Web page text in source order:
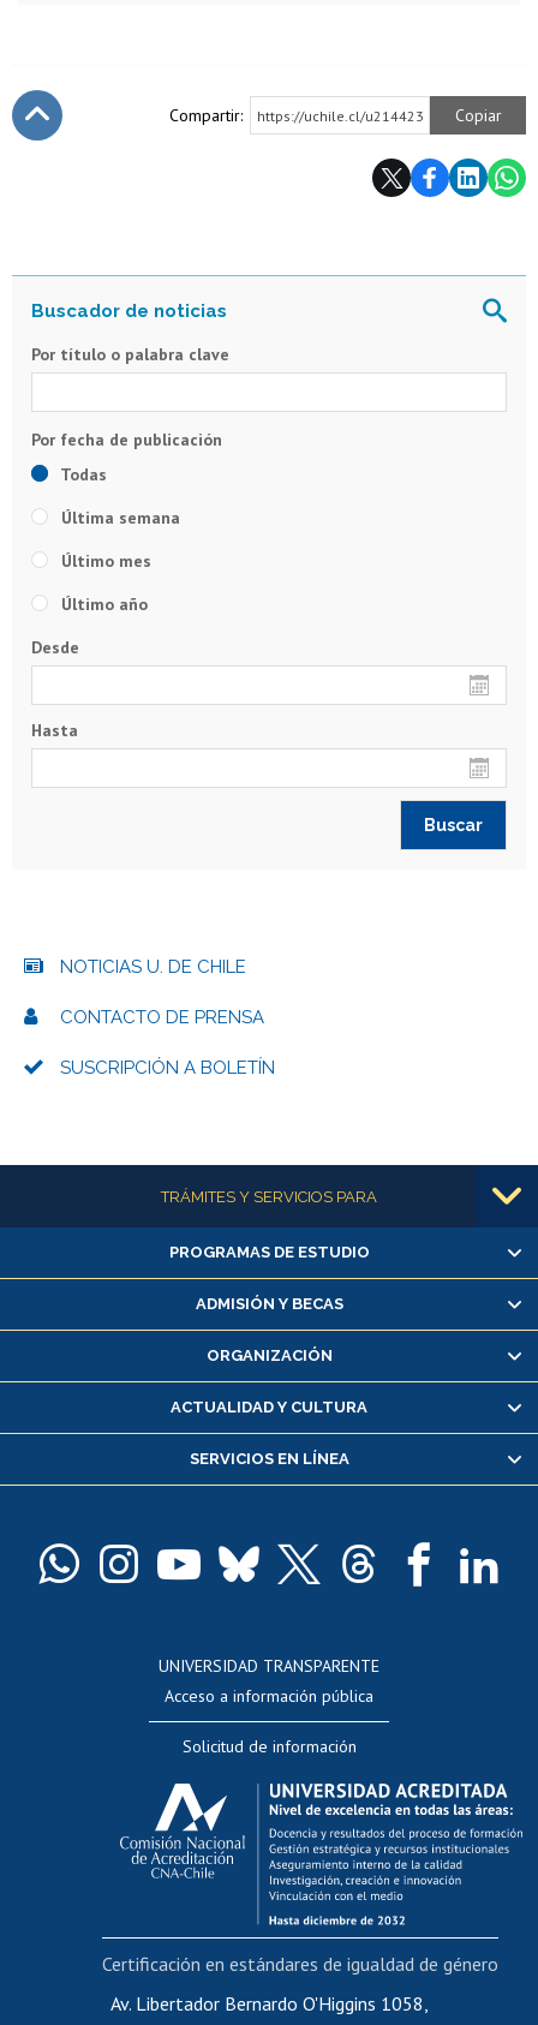
Compartir: https://uchile.cl/u214423 Copiar
Por título o palabra clave
Todas
Última semana
Último mes
Último año
Desde
Hasta
NOTICIAS U. DE CHILE
CONTACTO DE PRENSA
SUSCRIPCIÓN A BOLETÍN
Más informaciónTRÁMITES Y SERVICIOS PARA
Alumnas/os y exalumnas/os
Matrícula en línea
Inscripción y cambio de asignaturas
Consulta y certificado de notas
Servicio médico y dental
Pago de arancel y crédito alumnos
Docentes
Evaluación docente
Calificación académica
Postulación al AUCAI
Funcionarias/os
Cursos internos de capacitación
Bienestar del personal
Portal de movilidad interna
Certificado de renta
PROGRAMAS DE ESTUDIO
ADMISIÓN Y BECAS
ORGANIZACIÓN
ACTUALIDAD Y CULTURA
SERVICIOS EN LÍNEA
UNIVERSIDAD TRANSPARENTE
Acceso a información pública
Solicitud de información
Av. Libertador Bernardo O'Higgins 1058,
Certificación en estándares de igualdad de género